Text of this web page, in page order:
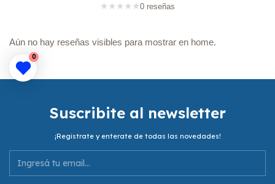
★ ★ ★ ★ ★0 reseñas
Aún no hay reseñas visibles para mostrar en home.
Suscribite al newsletter
¡Registrate y enterate de todas las novedades!
0